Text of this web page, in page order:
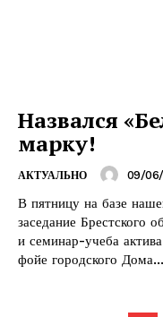
Назвался
марку!
АКТУАЛЬНО 09/06/
В пятницу на базе
заседание Брестского
и семинар-учеба
фойе городского Дома...